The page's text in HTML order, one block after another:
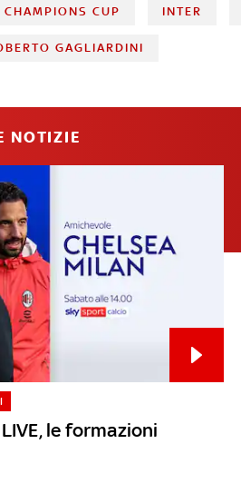
CUP INTER
GAGLIARDINI
NOTIZIE
le formazioni